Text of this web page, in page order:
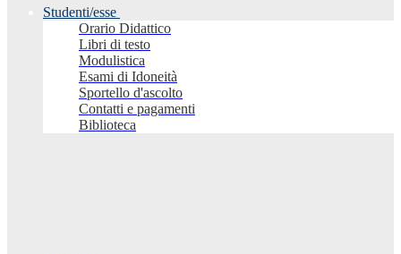
Studenti/esse
Orario Didattico
Libri di testo
Modulistica
Esami di Idoneità
Sportello d'ascolto
Contatti e pagamenti
Biblioteca